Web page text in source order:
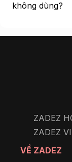
không dùng?
ZADEZ
ZADEZ
VỀ ZADEZ